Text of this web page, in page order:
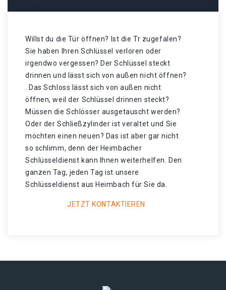
Willst du die Tür öffnen? Ist die Tr zugefalen?
Sie haben Ihren Schlüssel verloren oder
irgendwo vergessen? Der Schlüssel steckt
drinnen und lässt sich von außen nicht öffnen?
. Das Schloss lässt sich von außen nicht
öffnen, weil der Schlüssel drinnen steckt?
Müssen die Schlösser ausgetauscht werden?
Oder der Schließzylinder ist veraltet und Sie
möchten einen neuen? Das ist aber gar nicht
so schlimm, denn der Heimbacher
Schlüsseldienst kann Ihnen weiterhelfen. Den
ganzen Tag, jeden Tag ist unsere
Schlüsseldienst aus Heimbach für Sie da.
JETZT KONTAKTIEREN